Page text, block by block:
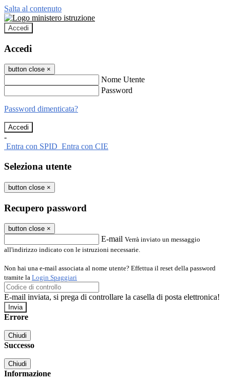
Salta al contenuto
Accedi
Accedi
button close ×
Nome Utente
Password
Password dimenticata?
-
Entra con SPID Entra con CIE
Seleziona utente
button close ×
Recupero password
button close ×
E-mail Verrà inviato un messaggio
all'indirizzo indicato con le istruzioni necessarie.
Non hai una e-mail associata al nome utente? Effettua il reset della password
tramite la Login Spaggiari
E-mail inviata, si prega di controllare la casella di posta elettronica!
Errore
Chiudi
Successo
Chiudi
Informazione